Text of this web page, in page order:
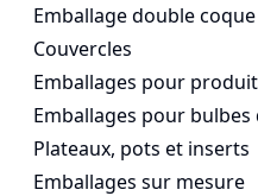
Emballage double coque
Couvercles
Emballages pour
Emballages pour bulbes
Plateaux, pots et inserts
Emballages sur mesure